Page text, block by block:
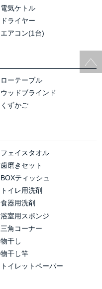
電気ケトル
ドライヤー
エアコン(1台)
ローテーブル
ウッドブラインド
くずかご
フェイスタオル
歯磨きセット
BOXティッシュ
トイレ用洗剤
食器用洗剤
浴室用スポンジ
三角コーナー
物干し
物干し竿
トイレットペーパー